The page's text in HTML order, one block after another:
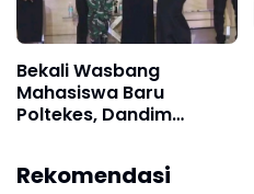
Bekali Wasbang
Mahasiswa Baru
Poltekes, Dandim
Generasi
Rekomendasi